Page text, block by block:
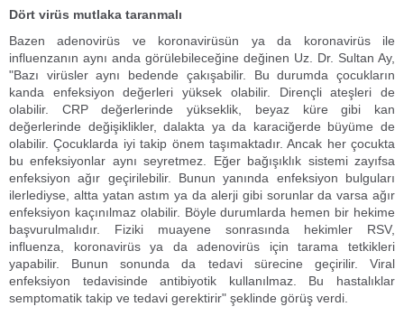
Dört virüs mutlaka taranmalı
Bazen adenovirüs ve koronavirüsün ya da koronavirüs ile
influenzanın aynı anda görülebileceğine değinen Uz. Dr. Sultan Ay,
"Bazı virüsler aynı bedende çakışabilir. Bu durumda çocukların
kanda enfeksiyon değerleri yüksek olabilir. Dirençli ateşleri de
olabilir. CRP değerlerinde yükseklik, beyaz küre gibi kan
değerlerinde değişiklikler, dalakta ya da karaciğerde büyüme de
olabilir. Çocuklarda iyi takip önem taşımaktadır. Ancak her çocukta
bu enfeksiyonlar aynı seyretmez. Eğer bağışıklık sistemi zayıfsa
enfeksiyon ağır geçirilebilir. Bunun yanında enfeksiyon bulguları
ilerlediyse, altta yatan astım ya da alerji gibi sorunlar da varsa ağır
enfeksiyon kaçınılmaz olabilir. Böyle durumlarda hemen bir hekime
başvurulmalıdır. Fiziki muayene sonrasında hekimler RSV,
influenza, koronavirüs ya da adenovirüs için tarama tetkikleri
yapabilir. Bunun sonunda da tedavi sürecine geçirilir. Viral
enfeksiyon tedavisinde antibiyotik kullanılmaz. Bu hastalıklar
semptomatik takip ve tedavi gerektirir" şeklinde görüş verdi.